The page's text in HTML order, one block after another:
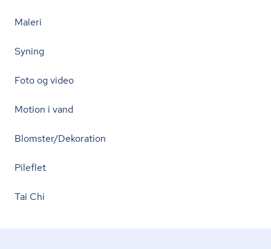
Maleri
Syning
Foto og video
Motion i vand
Blomster/Dekoration
Pileflet
Tai Chi